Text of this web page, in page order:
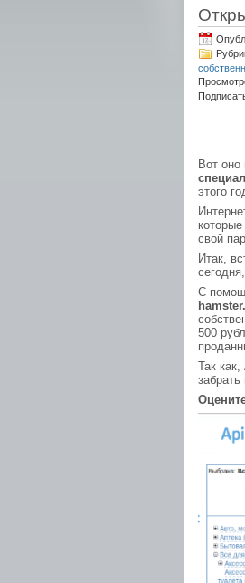
Вот
этого
свой
Итак,
С
500
Так
забрать